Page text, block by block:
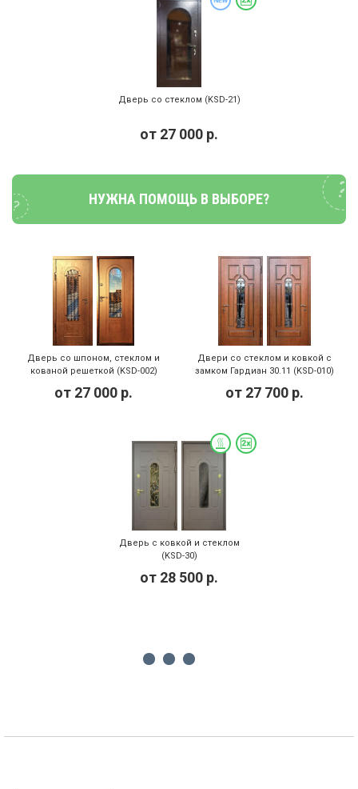
Дверь со стеклом (KSD-21)
от 27 000 р.
НУЖНА ПОМОЩЬ В ВЫБОРЕ?
Дверь со шпоном, стеклом и
кованой решеткой (KSD-002)
от 27 000 р.
Двери со стеклом и ковкой с
замком Гардиан 30.11 (KSD-010)
от 27 700 р.
Дверь с ковкой и стеклом
(KSD-30)
от 28 500 р.